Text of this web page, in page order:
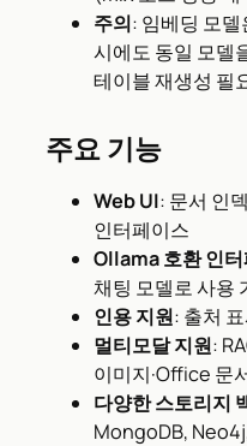
주의: 임베딩 모
시에도 동일 모델
테이블 재생성 필
주요 기능
Web UI: 문서 인
인터페이스
Ollama 호환 인
채팅 모델로 사용
인용 지원: 출처
멀티모달 지원:
이미지·Office 문
다양한 스토리지
MongoDB,